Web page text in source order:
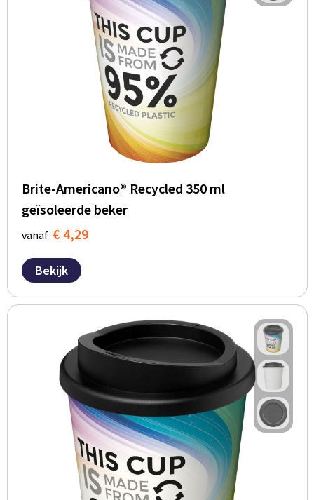
Brite-Americano® Recycled 350 ml
geïsoleerde beker
vanaf € 4,29
Bekijk